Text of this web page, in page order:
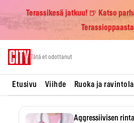
Terassikesä jatkuu! 🍺 Katso
Tätä et odottanut
Etusivu Viihde Ruoka ja
Aggressiivisen